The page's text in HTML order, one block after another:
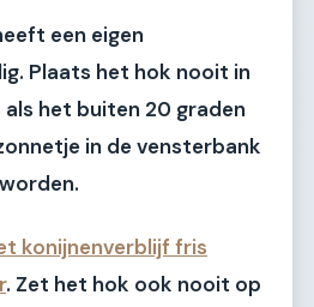
een eigen
Plaats het hok nooit in
als het buiten 20 graden
in de vensterbank
konijnenverblijf fris
. Zet het hok ook nooit op